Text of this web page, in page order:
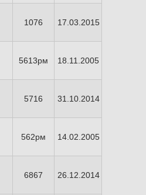
1076 17.03.2015
5613рм 18.11.2005
5716 31.10.2014
562рм 14.02.2005
6867 26.12.2014